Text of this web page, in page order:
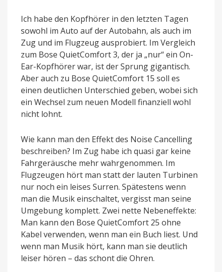
Ich habe den Kopfhörer in den letzten Tagen
sowohl im Auto auf der Autobahn, als auch im
Zug und im Flugzeug ausprobiert. Im Vergleich
zum Bose QuietComfort 3, der ja „nur“ ein On-
Ear-Kopfhörer war, ist der Sprung gigantisch.
Aber auch zu Bose QuietComfort 15 soll es
einen deutlichen Unterschied geben, wobei sich
ein Wechsel zum neuen Modell finanziell wohl
nicht lohnt.
Wie kann man den Effekt des Noise Cancelling
beschreiben? Im Zug habe ich quasi gar keine
Fahrgeräusche mehr wahrgenommen. Im
Flugzeugen hört man statt der lauten Turbinen
nur noch ein leises Surren. Spätestens wenn
man die Musik einschaltet, vergisst man seine
Umgebung komplett. Zwei nette Nebeneffekte:
Man kann den Bose QuietComfort 25 ohne
Kabel verwenden, wenn man ein Buch liest. Und
wenn man Musik hört, kann man sie deutlich
leiser hören – das schont die Ohren.